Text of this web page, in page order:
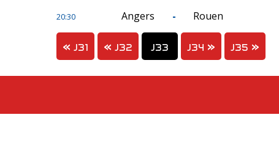
20:30 Angers - Rouen
J31 J32 J33 J34 J35